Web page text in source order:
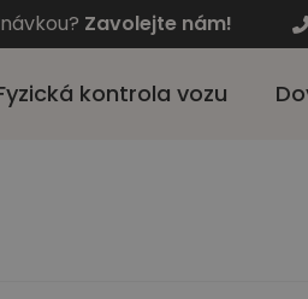
Zavolejte nám!
kontrola vozu